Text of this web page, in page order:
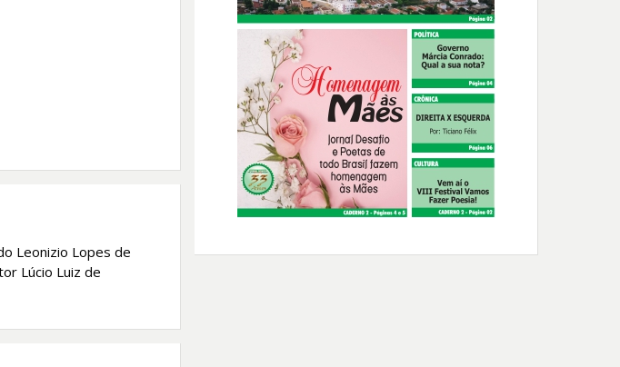
Leonizio Lopes de
Lúcio Luiz de